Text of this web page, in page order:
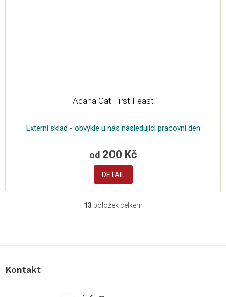
Acana Cat First Feast
Externí sklad - obvykle u nás následující pracovní den
od 200 Kč
DETAIL
O
13 položek celkem
Kontakt